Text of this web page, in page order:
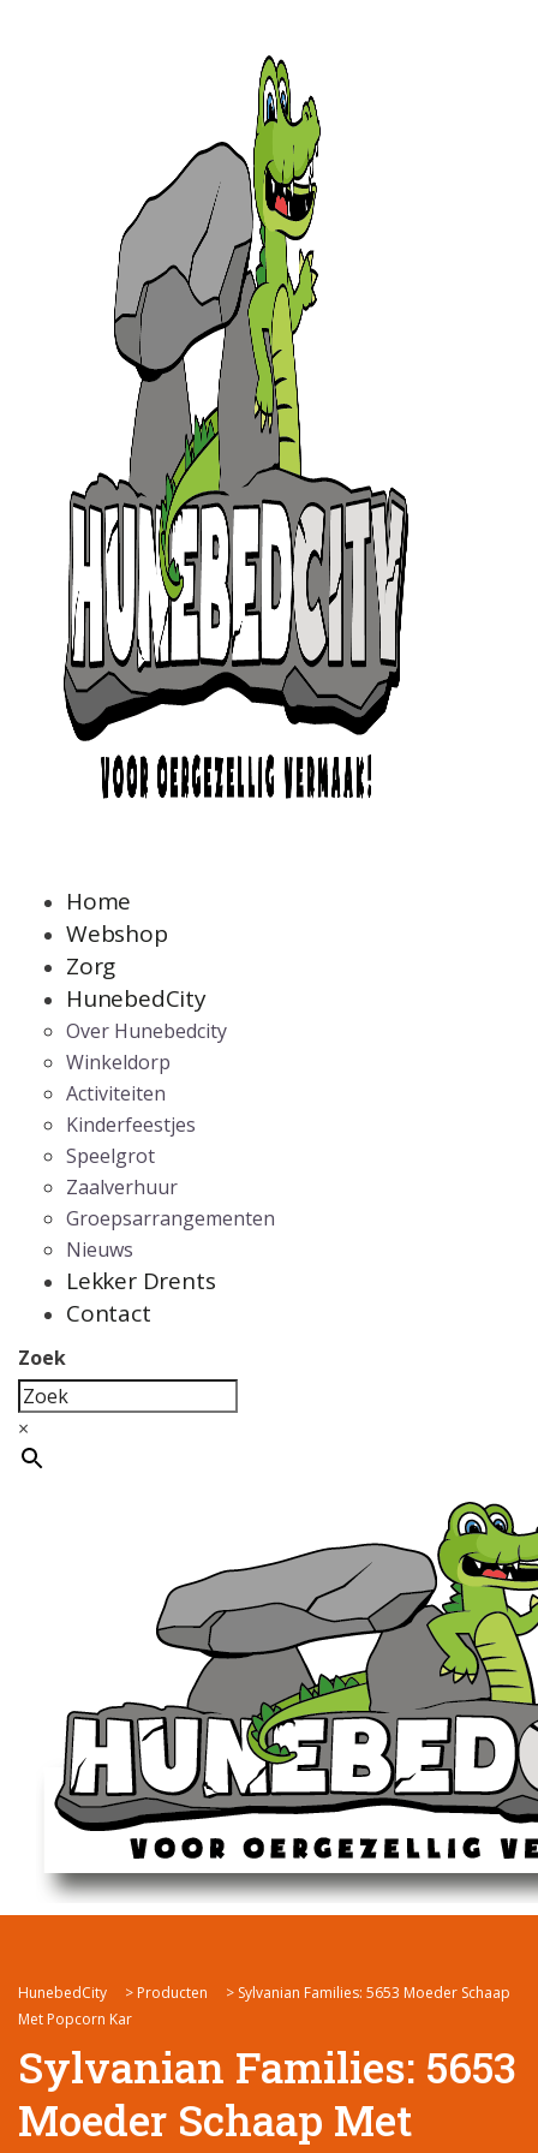
Home
Webshop
Zorg
HunebedCity
Over Hunebedcity
Winkeldorp
Activiteiten
Kinderfeestjes
Speelgrot
Zaalverhuur
Groepsarrangementen
Nieuws
Lekker Drents
Contact
Zoek
×
HunebedCity > Producten > Sylvanian Families: 5653 Moeder Schaap
Met Popcorn Kar
Sylvanian Families: 5653
Moeder Schaap Met